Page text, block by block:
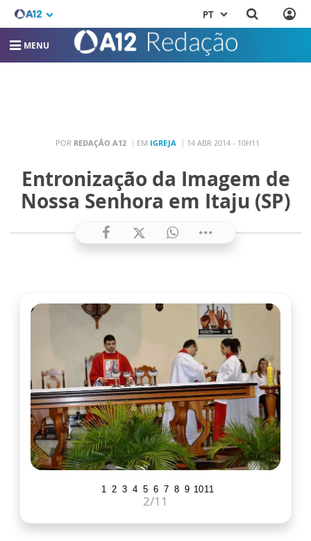
PT
MENU
POR REDAÇÃO A12 EM IGREJA 14 ABR 2014 - 10H11
Entronização da Imagem de
Nossa Senhora em Itaju (SP)
1 2 3 4 5 6 7 8 9 1011
2/11